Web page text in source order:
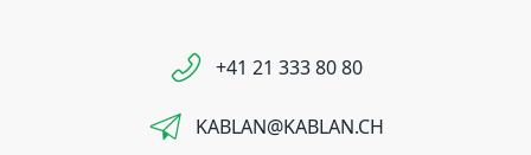
+41 21 333 80 80
KABLAN@KABLAN.CH